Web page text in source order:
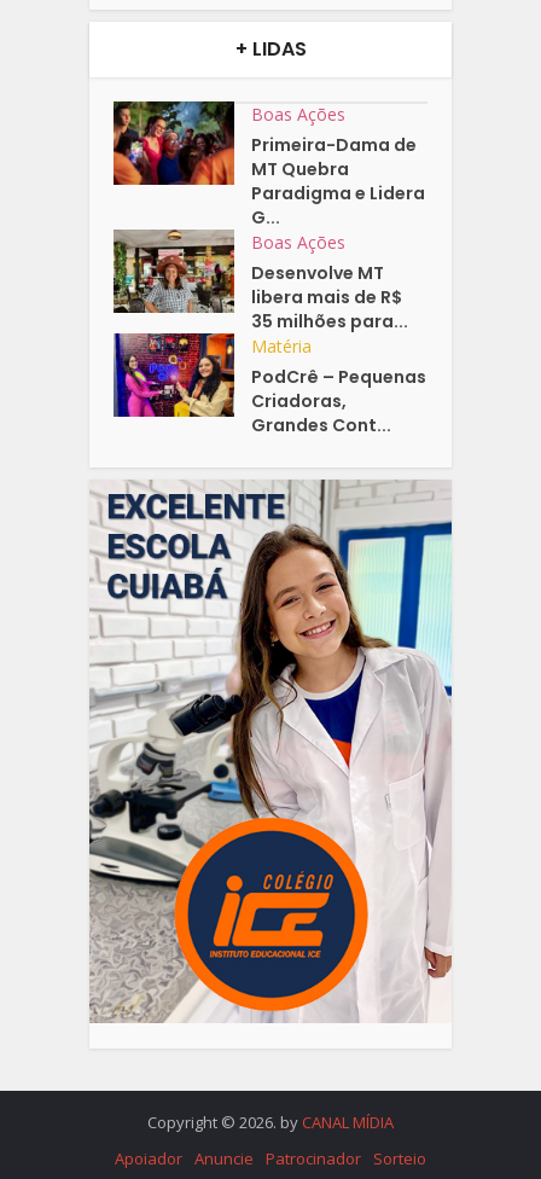
+ LIDAS
Boas Ações
Primeira-Dama de
MT Quebra
Paradigma e Lidera
G...
Boas Ações
Desenvolve MT
libera mais de R$
35 milhões para...
Matéria
PodCrê – Pequenas
Criadoras,
Grandes Cont...
Copyright © 2026. by CANAL MÍDIA
Apoiador Anuncie Patrocinador Sorteio